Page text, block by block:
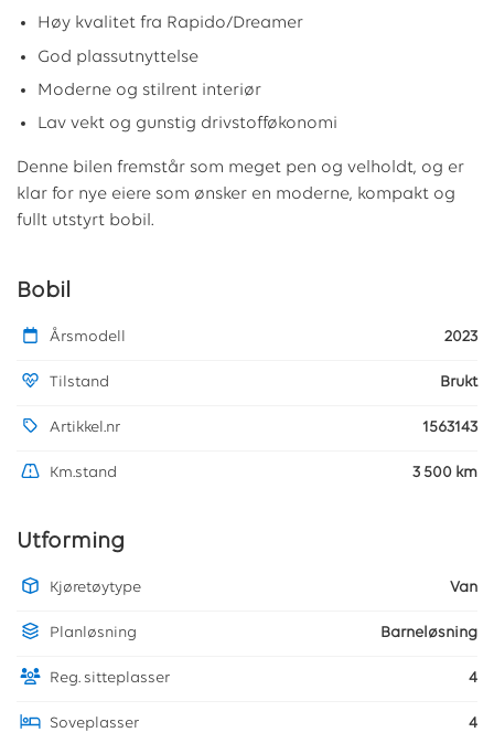
Høy kvalitet fra Rapido/Dreamer
God plassutnyttelse
Moderne og stilrent interiør
Lav vekt og gunstig drivstofføkonomi
Denne bilen fremstår som meget pen og velholdt, og er
klar for nye eiere som ønsker en moderne, kompakt og
fullt utstyrt bobil.
Bobil
Årsmodell 2023
Tilstand Brukt
Artikkel.nr 1563143
Km.stand 3 500 km
Utforming
Kjøretøytype Van
Planløsning Barneløsning
Reg. sitteplasser 4
Soveplasser 4